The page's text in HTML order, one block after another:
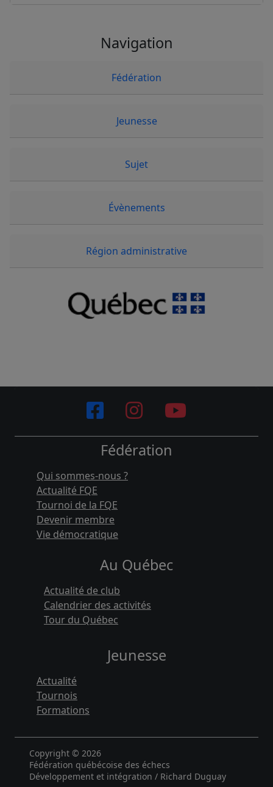
Navigation
Fédération
Jeunesse
Sujet
Évènements
Région administrative
Fédération
Qui sommes-nous ?
Actualité FQE
Tournoi de la FQE
Devenir membre
Vie démocratique
Au Québec
Actualité de club
Calendrier des activités
Tour du Québec
Jeunesse
Actualité
Tournois
Formations
Copyright © 2026
Fédération québécoise des échecs
Développement et intégration / Richard Duguay